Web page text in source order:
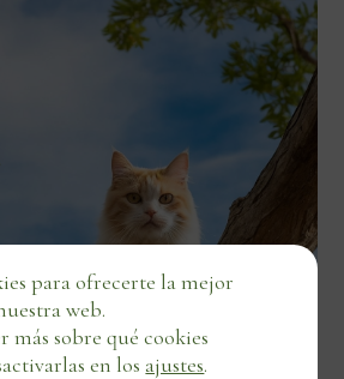
para ofrecerte la mejor
web.
más sobre qué cookies
en los ajustes.